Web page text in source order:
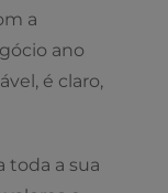
a
ano
é claro,
toda a sua